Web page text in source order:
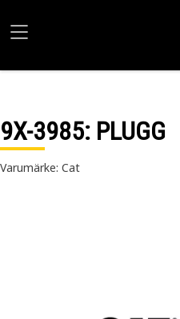
9X-3985: PLUGG
Varumärke: Cat